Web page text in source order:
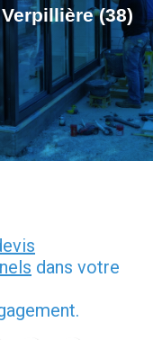
(38)
dans votre